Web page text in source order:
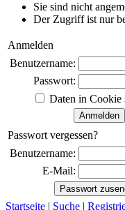
Sie sind nicht
Der Zugriff ist nur
Anmelden
Benutzername:
Passwort:
Daten in Cookie
Passwort vergessen?
Benutzername:
E-Mail:
Startseite | Suche |